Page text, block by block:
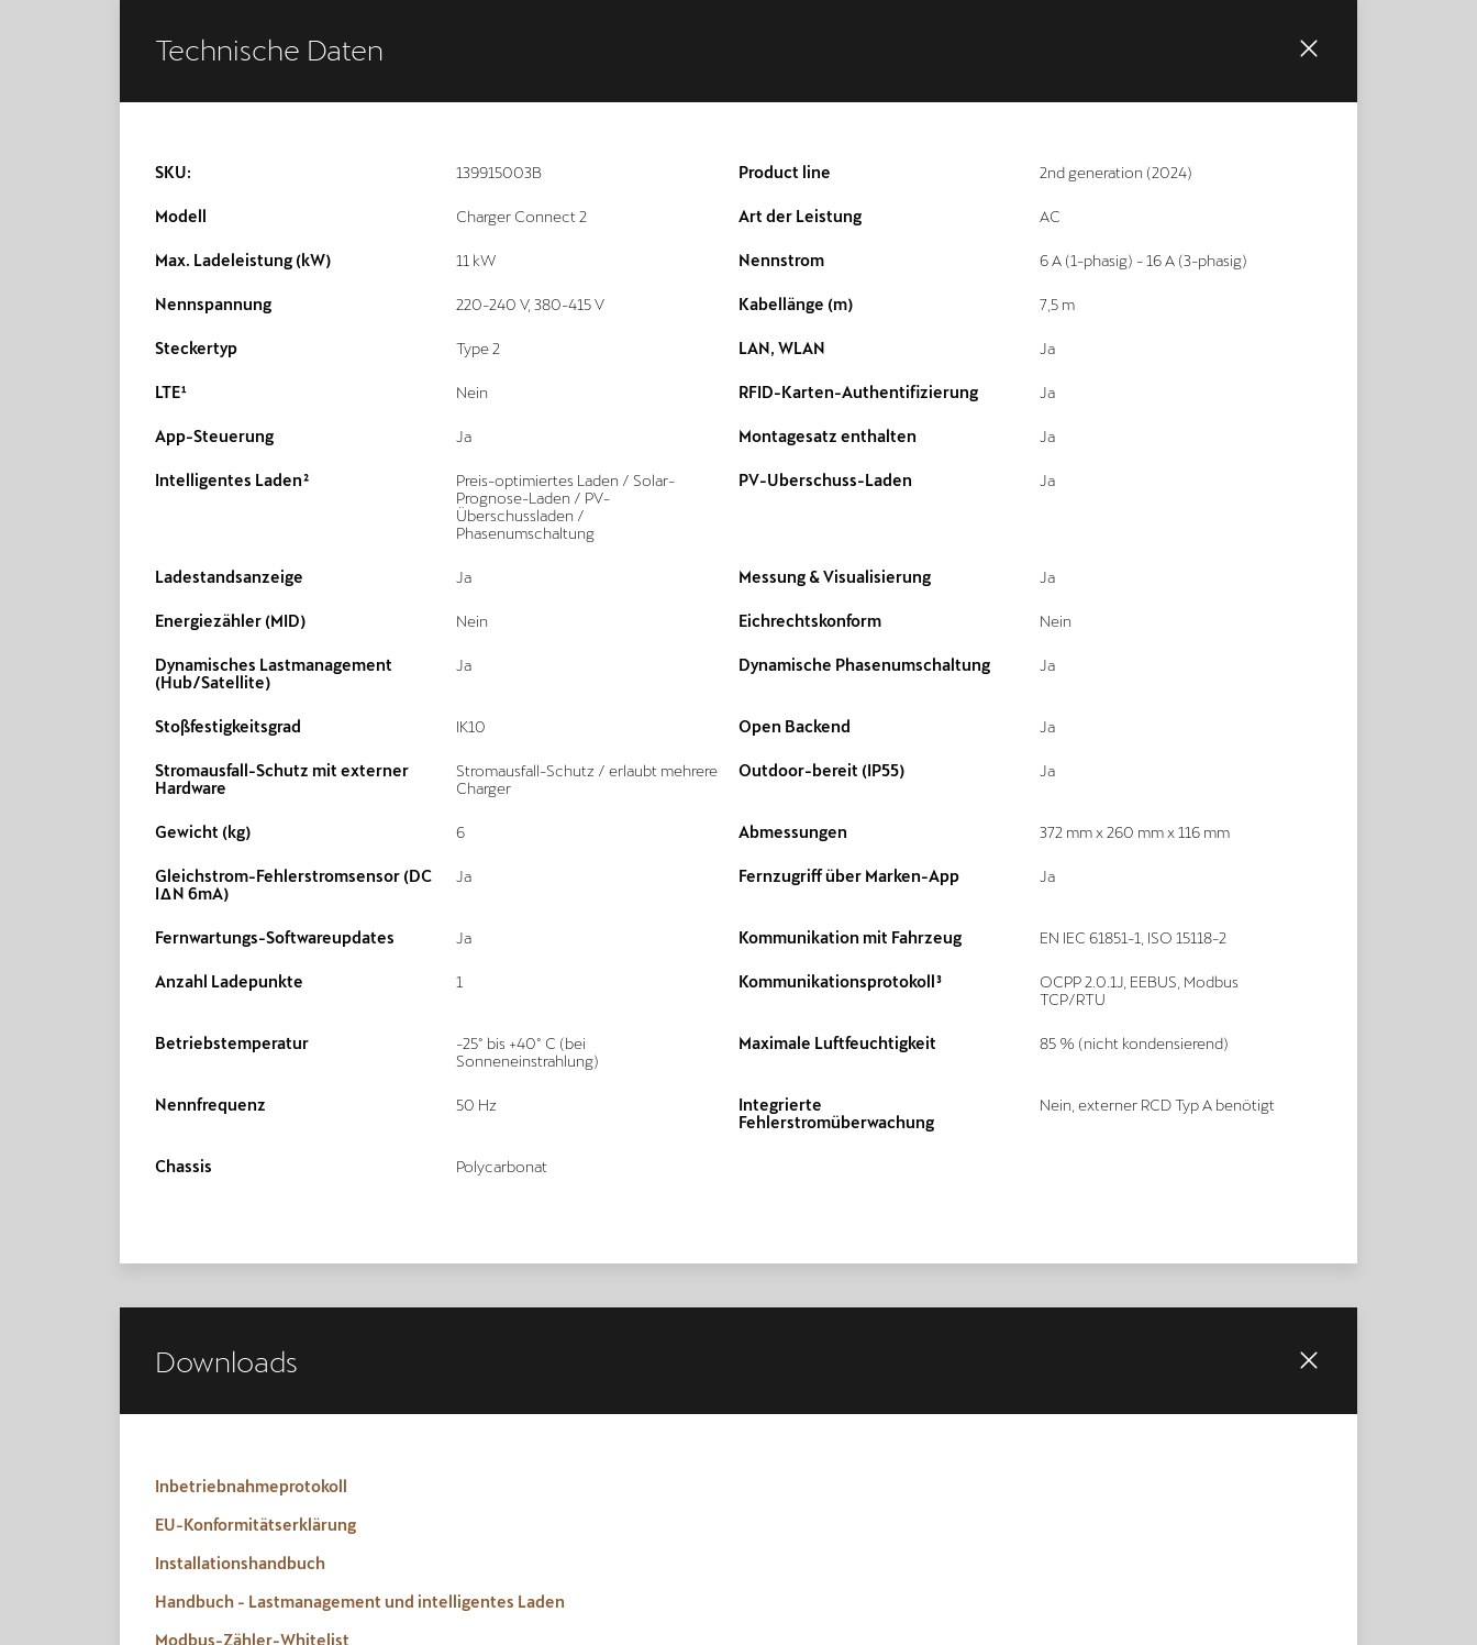
Technische Daten
SKU: 139915003B Product line 2nd generation (2024)
Modell Charger Connect 2 Art der Leistung AC
Max. Ladeleistung (kW) 11 kW Nennstrom 6 A (1-phasig) - 16 A (3-phasig)
Nennspannung 220-240 V, 380-415 V Kabellänge (m) 7,5 m
Steckertyp Type 2 LAN, WLAN Ja
LTE¹ Nein RFID-Karten-Authentifizierung Ja
App-Steuerung Ja Montagesatz enthalten Ja
Intelligentes Laden²
Preis-optimiertes Laden / Solar-
Prognose-Laden / PV-
Überschussladen /
Phasenumschaltung
PV-Überschuss-Laden Ja
Ladestandsanzeige Ja Messung & Visualisierung Ja
Energiezähler (MID) Nein Eichrechtskonform Nein
Dynamisches Lastmanagement
(Hub/Satellite)
Ja Dynamische Phasenumschaltung Ja
Stoßfestigkeitsgrad IK10 Open Backend Ja
Stromausfall-Schutz mit externer
Hardware
Stromausfall-Schutz / erlaubt mehrere
Charger
Outdoor-bereit (IP55) Ja
Gewicht (kg) 6 Abmessungen 372 mm x 260 mm x 116 mm
Gleichstrom-Fehlerstromsensor (DC
IΔN 6mA)
Ja Fernzugriff über Marken-App Ja
Fernwartungs-Softwareupdates Ja Kommunikation mit Fahrzeug EN IEC 61851-1, ISO 15118-2
Anzahl Ladepunkte 1 Kommunikationsprotokoll³
OCPP 2.0.1J, EEBUS, Modbus
TCP/RTU
Betriebstemperatur
-25° bis +40° C (bei
Sonneneinstrahlung)
Maximale Luftfeuchtigkeit 85 % (nicht kondensierend)
Nennfrequenz 50 Hz
Integrierte
Fehlerstromüberwachung
Nein, externer RCD Typ A benötigt
Chassis Polycarbonat
Downloads
Inbetriebnahmeprotokoll
EU-Konformitätserklärung
Installationshandbuch
Handbuch - Lastmanagement und intelligentes Laden
Modbus-Zähler-Whitelist